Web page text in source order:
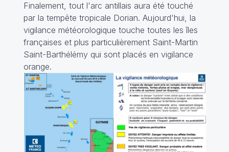
Finalement, tout l'arc antillais aura été touché
par la tempête tropicale Dorian. Aujourd'hui, la
vigilance météorologique touche toutes les îles
françaises et plus particulièrement Saint-Martin
Saint-Barthélémy qui sont placés en vigilance
orange.